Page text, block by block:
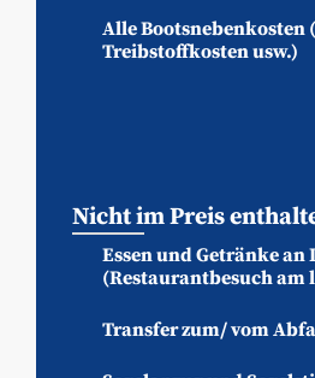
Alle Bootsnebenkosten
Treibstoffkosten usw.)
Nicht im Preis
Essen und Getränke an
(Restaurantbesuch am
Transfer zum/ vom